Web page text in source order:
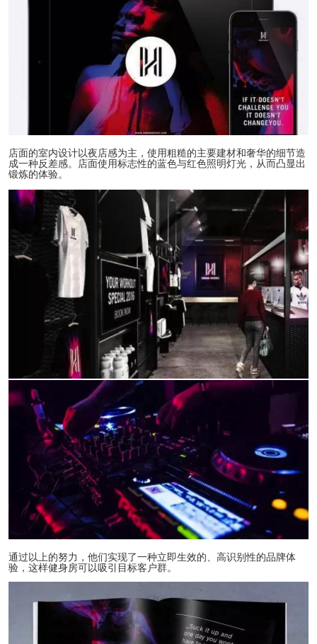
店面的室内设计以夜店感为主，使用粗糙的主要建材和奢华的细节造
成一种反差感。店面使用标志性的蓝色与红色照明灯光，从而凸显出
锻炼的体验。
通过以上的努力，他们实现了一种立即生效的、高识别性的品牌体
验，这样健身房可以吸引目标客户群。